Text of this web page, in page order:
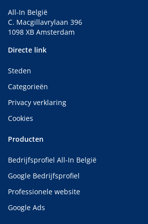
All-In België
C. Macgillavrylaan 396
1098 XB Amsterdam
Directe link
Steden
Categorieën
Privacy verklaring
Cookies
Producten
Bedrijfsprofiel All-In België
Google Bedrijfsprofiel
Professionele website
Google Ads